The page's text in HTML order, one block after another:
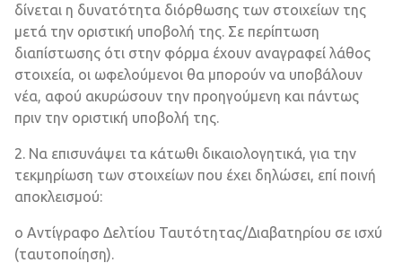
δίνεται η δυνατότητα διόρθωσης των στοιχείων της
μετά την οριστική υποβολή της. Σε περίπτωση
διαπίστωσης ότι στην φόρμα έχουν αναγραφεί λάθος
στοιχεία, οι ωφελούμενοι θα μπορούν να υποβάλουν
νέα, αφού ακυρώσουν την προηγούμενη και πάντως
πριν την οριστική υποβολή της.
2. Να επισυνάψει τα κάτωθι δικαιολογητικά, για την
τεκμηρίωση των στοιχείων που έχει δηλώσει, επί ποινή
αποκλεισμού:
o Αντίγραφο Δελτίου Ταυτότητας/Διαβατηρίου σε ισχύ
(ταυτοποίηση).